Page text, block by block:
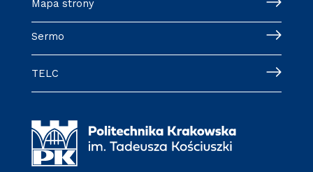
Mapa strony
Sermo
TELC